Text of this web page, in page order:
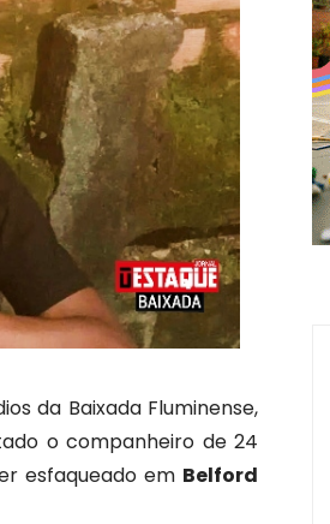
da Baixada Fluminense,
o companheiro de 24
esfaqueado em Belford